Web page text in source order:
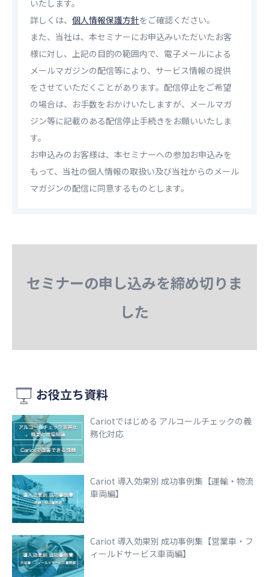
いたします。
詳しくは、 個人情報保護方針をご確認ください。
また、当社は、本セミナーにお申込みいただいたお客
様に対し、上記の目的の範囲内で、電子メールによる
メールマガジンの配信等により、サービス情報の提供
をさせていただくことがあります。配信停止をご希望
の場合は、お手数をおかけいたしますが、メールマガ
ジン等に記載のある配信停止手続きをお願いいたしま
す。
お申込みのお客様は、本セミナーへの参加お申込みを
もって、当社の個人情報の取扱い及び当社からのメール
マガジンの配信に同意するものとします。
セミナーの申し込みを締め切りま
した
お役立ち資料
Cariotではじめる アルコールチェックの義
務化対応
Cariot 導入効果別 成功事例集【運輸・物流
車両編】
Cariot 導入効果別 成功事例集【営業車・フ
ィールドサービス車両編】